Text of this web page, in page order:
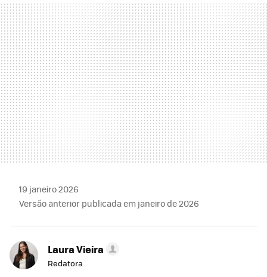
MAIL
19 janeiro 2026
Versão anterior publicada em janeiro de 2026
Laura Vieira
Redatora